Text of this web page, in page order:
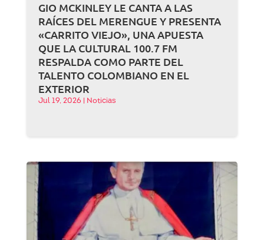
GIO MCKINLEY LE CANTA A LAS
RAÍCES DEL MERENGUE Y PRESENTA
«CARRITO VIEJO», UNA APUESTA
QUE LA CULTURAL 100.7 FM
RESPALDA COMO PARTE DEL
TALENTO COLOMBIANO EN EL
EXTERIOR
Jul 19, 2026 Noticias